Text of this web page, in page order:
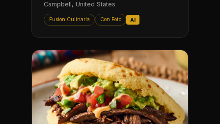
Campbell, United States
Fusion Culinaria Con Foto AI